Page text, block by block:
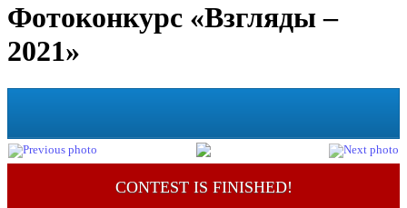
Фотоконкурс «Взгляды –
2021»
CONTEST IS FINISHED!